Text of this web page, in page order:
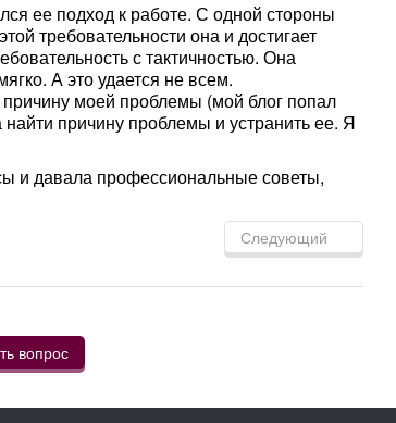
ее подход к работе. С одной стороны
требовательности она и достигает
с тактичностью. Она
А это удается не всем.
причину моей проблемы (мой блог попал
причину проблемы и устранить ее. Я
и давала профессиональные советы,
Следующий
вопрос